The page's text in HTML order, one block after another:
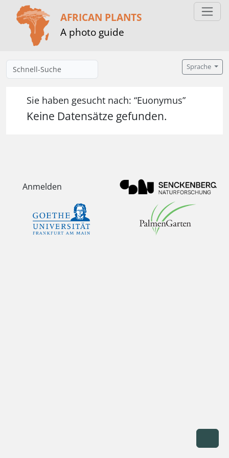
AFRICAN PLANTS
A photo guide
Sprache
Sie haben gesucht nach: “Euonymus”
Keine Datensätze gefunden.
Anmelden